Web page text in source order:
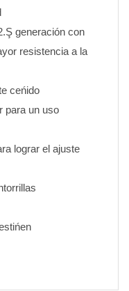
generación con
resistencia a la
ceńido
para un uso
lograr el ajuste